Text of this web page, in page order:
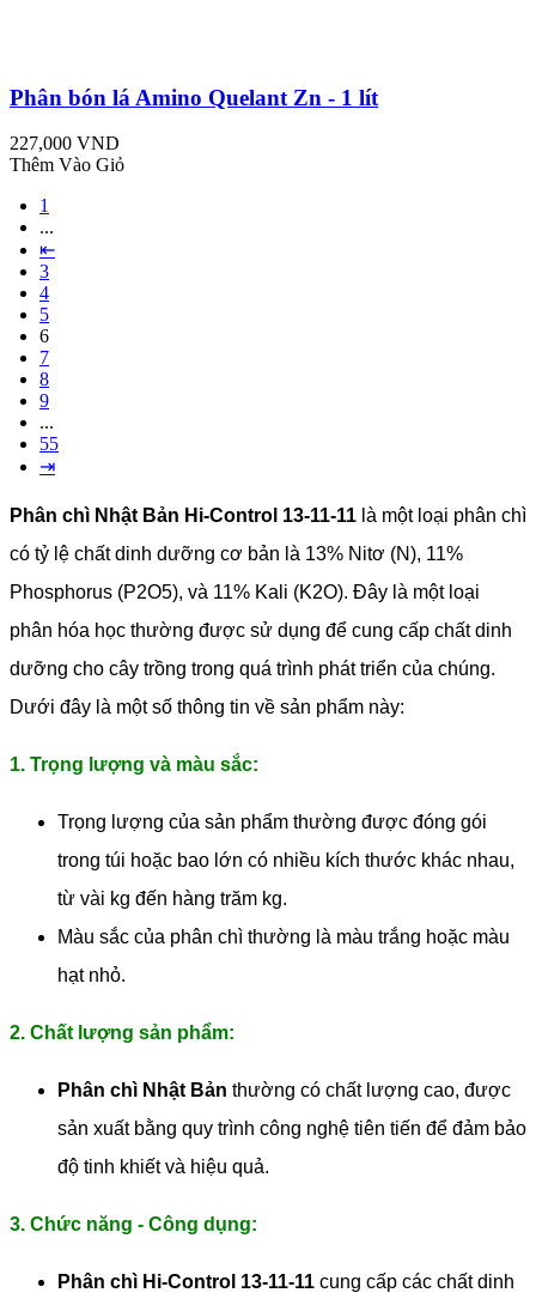
Phân bón lá Amino Quelant Zn - 1 lít
227,000 VND
Thêm Vào Giỏ
1
...
⇤
3
4
5
6
7
8
9
...
55
⇥
Phân chì Nhật Bản Hi-Control 13-11-11 là một loại phân chì
có tỷ lệ chất dinh dưỡng cơ bản là 13% Nitơ (N), 11%
Phosphorus (P2O5), và 11% Kali (K2O). Đây là một loại
phân hóa học thường được sử dụng để cung cấp chất dinh
dưỡng cho cây trồng trong quá trình phát triển của chúng.
Dưới đây là một số thông tin về sản phẩm này:
1. Trọng lượng và màu sắc:
Trọng lượng của sản phẩm thường được đóng gói
trong túi hoặc bao lớn có nhiều kích thước khác nhau,
từ vài kg đến hàng trăm kg.
Màu sắc của phân chì thường là màu trắng hoặc màu
hạt nhỏ.
2. Chất lượng sản phẩm:
Phân chì Nhật Bản thường có chất lượng cao, được
sản xuất bằng quy trình công nghệ tiên tiến để đảm bảo
độ tinh khiết và hiệu quả.
3. Chức năng - Công dụng:
Phân chì Hi-Control 13-11-11 cung cấp các chất dinh